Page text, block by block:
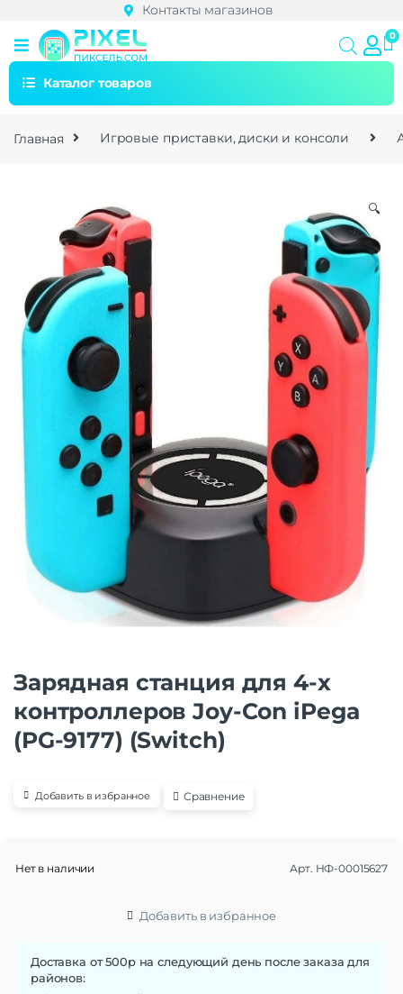
Контакты магазинов
Каталог товаров
Главная Игровые приставки, диски и консоли
🔍
Зарядная станция для 4-х
контроллеров Joy-Con iPega
(PG-9177) (Switch)
Добавить в избранное Сравнение
Нет в наличии Арт. НФ-00015627
Добавить в избранное
Доставка от 500р на следующий день после заказа для
районов: